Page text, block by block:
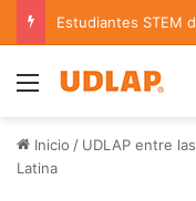
Menu
Inicio / UDLAP entre
Latina